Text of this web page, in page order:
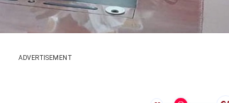
ADVERTISEMENT